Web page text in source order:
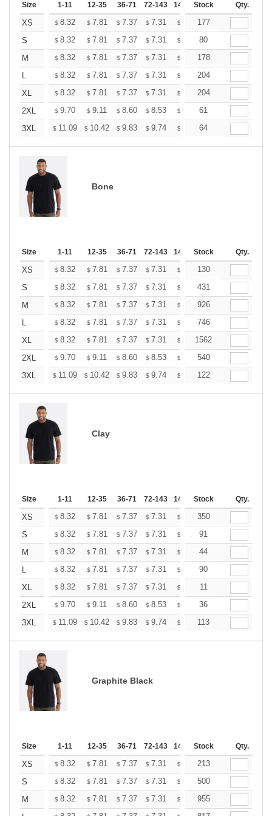
Size 1-11 12-35 36-71 72-143 144-287 288 + More
Stock Qty.
XS $ 8.32 $ 7.81 $ 7.37 $ 7.31 $ $
177
S
$ 8.32 $ 7.81 $ 7.37 $ 7.31 $
80
M
$ 8.32 $ 7.81 $ 7.37 $ 7.31 $ $
178
L
$ 8.32 $ 7.81 $ 7.37 $ 7.31 $ 7.18 $
204
XL
$ 8.32 $ 7.81 $ 7.37 $ 7.31 $ 7.18 $
204
2XL
$ 9.70 $ 9.11 $ 8.60 $ 8.53 $
61
3XL
$ 11.09 $ 10.42 $ 9.83 $ 9.74 $ 64
Bone
Size 1-11 12-35 36-71 72-143 144-287 288 + More
Stock Qty.
XS $ 8.32 $ 7.81 $ 7.37 $ 7.31 $ $
130
S
$ 8.32 $ 7.81 $ 7.37 $ 7.31 $ 7.18431
M
$ 8.32 $ 7.81 $ 7.37 $ 7.31 $ 7.18 $
926
L
$ 8.32 $ 7.81 $ 7.37 $ 7.31 $ 7.18 $
746
XL
$ 8.32 $ 7.81 $ 7.37 $ 7.31 $ 7.18 $
1562
2XL
$ 9.70 $ 9.11 $ 8.60 $ 8.53 $ 8.38 $
540
3XL
$ 11.09 $ 10.42 $ 9.83 $ 9.74 $ $
122
Clay
Size 1-11 12-35 36-71 72-143 144-287 288 + More
Stock Qty.
XS $ 8.32 $ 7.81 $ 7.37 $ 7.31 $ 7.18 $
350
S
$ 8.32 $ 7.81 $ 7.37 $ 7.31 $
91
M
$ 8.32 $ 7.81 $ 7.37 $ 7.31 $
44
L
$ 8.32 $ 7.81 $ 7.37 $ 7.31 $
90
XL
$ 8.32 $ 7.81 $ 7.37 $ 7.31 $
11
2XL
$ 9.70 $ 9.11 $ 8.60 $ 8.53 $
36
3XL
$ 11.09 $ 10.42 $ 9.83 $ 9.74 $ $
113
Graphite Black
Size 1-11 12-35 36-71 72-143 144-287 288 + More
Stock Qty.
XS $ 8.32 $ 7.81 $ 7.37 $ 7.31 $ 7.18 $
213
S
$ 8.32 $ 7.81 $ 7.37 $ 7.31 $ 7.18 $
500
M
$ 8.32 $ 7.81 $ 7.37 $ 7.31 $ 7.18 $
955